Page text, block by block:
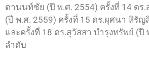
ตานนท์ชัย (ปี พ.ศ. 2554) ครั้งที่ 14 ดร.
(ปี พ.ศ. 2559) ครั้งที่ 15 ดร.ผุศนา หิรัญ
และครั้งที่ 18 ดร.สุวัสสา บำรุงทรัพย์ (ปี
ลำดับ